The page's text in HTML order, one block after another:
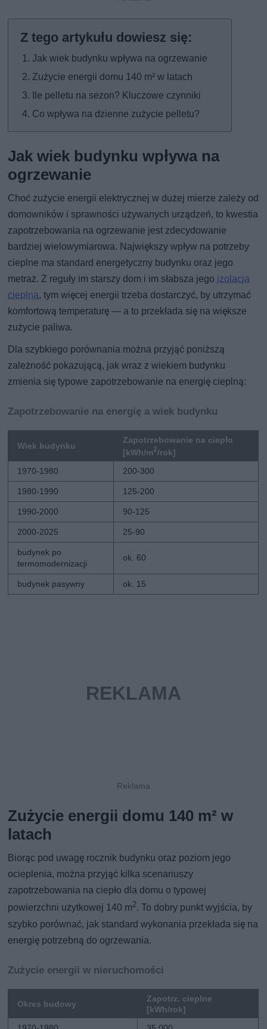
Jak wiek budynku wpływa na ogrzewanie
Zużycie energii domu 140 m² w latach
Ile pelletu na sezon? Kluczowe czynniki
Co wpływa na dzienne zużycie pelletu?
Jak wiek budynku wpływa na
ogrzewanie
Choć zużycie energii elektrycznej w dużej mierze zależy od
domowników i sprawności używanych urządzeń, to kwestia
zapotrzebowania na ogrzewanie jest zdecydowanie
bardziej wielowymiarowa. Największy wpływ na potrzeby
cieplne ma standard energetyczny budynku oraz jego
metraż. Z reguły im starszy dom i im słabsza jego izolacja
cieplna, tym więcej energii trzeba dostarczyć, by utrzymać
komfortową temperaturę — a to przekłada się na większe
zużycie paliwa.
Dla szybkiego porównania można przyjąć poniższą
zależność pokazującą, jak wraz z wiekiem budynku
zmienia się typowe zapotrzebowanie na energię cieplną:
Zapotrzebowanie na energię a wiek budynku
Wiek budynku
Zapotrzebowanie na ciepło
[kWh/m2/rok]
1970-1980
200-300
1980-1990 125-200
1990-2000 90-125
2000-2025 25-90
budynek po
termomodernizacji
ok. 60
budynek pasywny ok. 15
Zużycie energii domu 140 m² w
latach
Biorąc pod uwagę rocznik budynku oraz poziom jego
ocieplenia, można przyjąć kilka scenariuszy
zapotrzebowania na ciepło dla domu o typowej
powierzchni użytkowej 140 m2. To dobry punkt wyjścia, by
szybko porównać, jak standard wykonania przekłada się na
energię potrzebną do ogrzewania.
Zużycie energii w nieruchomości
Okres budowy
Zapotrz. cieplne
[kWh/rok]